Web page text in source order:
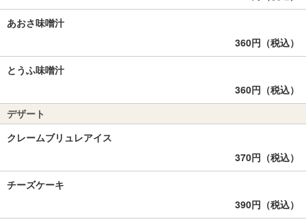
あおさ味噌汁
360円（税込）
とうふ味噌汁
360円（税込）
デザート
クレームブリュレアイス
370円（税込）
チーズケーキ
390円（税込）